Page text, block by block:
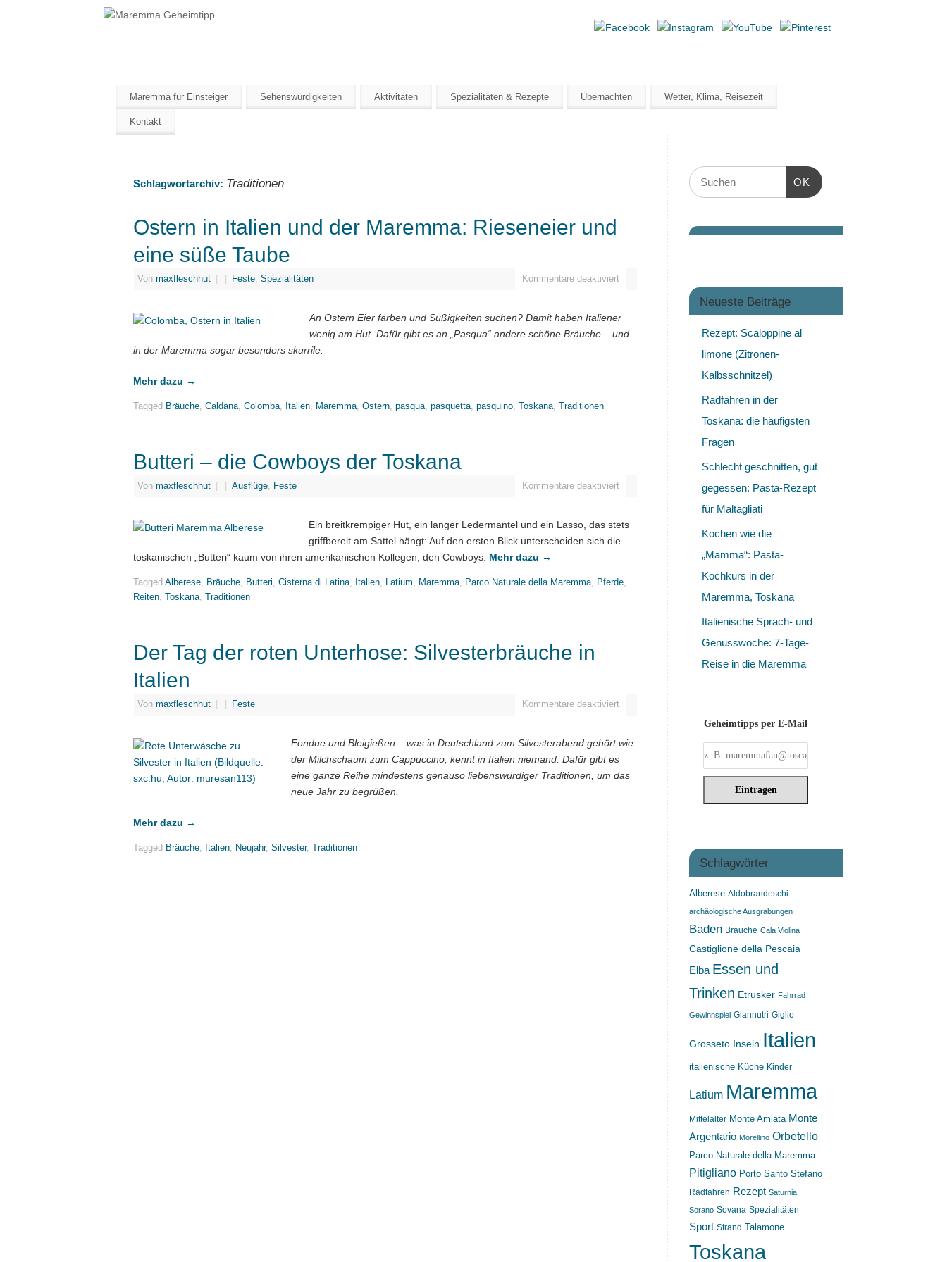
Maremma für Einsteiger Sehenswürdigkeiten Aktivitäten Spezialitäten & Rezepte Übernachten Wetter, Klima, Reisezeit
Kontakt
Schlagwortarchiv: Traditionen
Ostern in Italien und der Maremma: Rieseneier und
eine süße Taube
Von maxfleschhut Feste Spezialitäten Kommentare deaktiviert
An Ostern Eier färben und Süßigkeiten suchen? Damit haben Italiener
wenig am Hut. Dafür gibt es an „Pasqua“ andere schöne Bräuche – und
in der Maremma sogar besonders skurrile.
Mehr dazu →
Tagged Bräuche Caldana Colomba Italien Maremma Ostern pasqua pasquetta pasquino Toskana Traditionen
Butteri – die Cowboys der Toskana
Von maxfleschhut Ausflüge Feste Kommentare deaktiviert
Ein breitkrempiger Hut, ein langer Ledermantel und ein Lasso, das stets
griffbereit am Sattel hängt: Auf den ersten Blick unterscheiden sich die
toskanischen „Butteri“ kaum von ihren amerikanischen Kollegen, den Cowboys. Mehr dazu →
Tagged Alberese Bräuche Butteri Cisterna di Latina Italien Latium Maremma Parco Naturale della Maremma Pferde
Reiten Toskana Traditionen
Der Tag der roten Unterhose: Silvesterbräuche in
Italien
Von maxfleschhut Feste Kommentare deaktiviert
Fondue und Bleigießen – was in Deutschland zum Silvesterabend gehört wie
der Milchschaum zum Cappuccino, kennt in Italien niemand. Dafür gibt es
eine ganze Reihe mindestens genauso liebenswürdiger Traditionen, um das
neue Jahr zu begrüßen.
Mehr dazu →
Tagged Bräuche Italien Neujahr, Silvester, Traditionen
OK
Neueste Beiträge
Rezept: Scaloppine al
limone (Zitronen-
Kalbsschnitzel)
Radfahren in der
Toskana: die häufigsten
Fragen
Schlecht geschnitten, gut
gegessen: Pasta-Rezept
für Maltagliati
Kochen wie die
„Mamma“: Pasta-
Kochkurs in der
Maremma, Toskana
Italienische Sprach- und
Genusswoche: 7-Tage-
Reise in die Maremma
Geheimtipps per E-Mail
Schlagwörter
Alberese Aldobrandeschi
archäologische Ausgrabungen
Baden Bräuche Cala Violina
Castiglione della Pescaia
Elba Essen und
Trinken Etrusker Fahrrad
Gewinnspiel Giannutri Giglio
Grosseto Inseln Italien
italienische Küche Kinder
Latium Maremma
Mittelalter Monte Amiata Monte
Argentario Morellino Orbetello
Parco Naturale della Maremma
Pitigliano Porto Santo Stefano
Radfahren Rezept Saturnia
Sorano Sovana Spezialitäten
Sport Strand Talamone
Toskana